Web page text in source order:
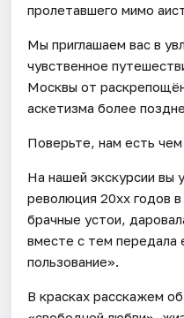
пролетавшего мимо
Мы приглашаем вас в
чувственное
Москвы от
аскетизма более
Поверьте, нам есть чем
На нашей экскурсии вы
революция 20хх годов
брачные устои,
вместе с тем передала
пользование».
В красках расскажем